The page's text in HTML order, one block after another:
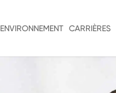
ENVIRONNEMENT CARRIÈRES